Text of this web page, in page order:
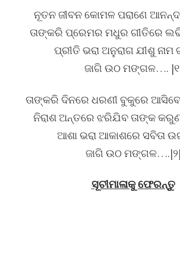
ନୂତନ ଜୀବନ କୋମଳ ପରାଣେ
ତାଙ୍କରି ପ୍ରେମର ମଧୁର ଗୀତିରେ
ପ୍ରୀତି ଭରା ଅନୁରାଗ ଯୀଶୁ ନାମ
ଜାଗି ଉଠ ମଙ୍ଗଳ….
ତାଙ୍କରି ଦିନରେ ଧରଣୀ ବୁକୁରେ
ନିରାଶ ଅନ୍ତରେ ଝରିଯିବ ତାଙ୍କ
ଆଶା ଭରା ଆକାଶରେ ସବିତା
ଜାଗି ଉଠ ମଙ୍ଗଳ….|୨|
ସୂଚୀମାଳାକୁ ଫେରନ୍ତୁ